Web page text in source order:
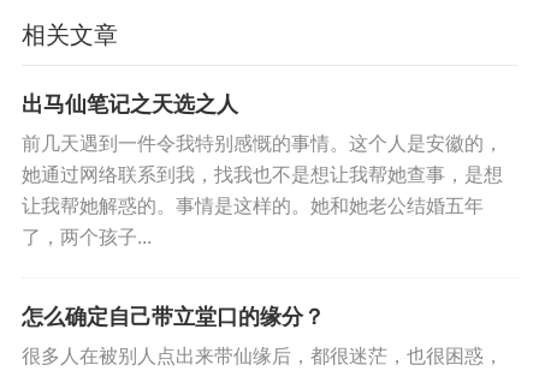
相关文章
出马仙笔记之天选之人
前几天遇到一件令我特别感慨的事情。这个人是安徽的，
她通过网络联系到我，找我也不是想让我帮她查事，是想
让我帮她解惑的。事情是这样的。她和她老公结婚五年
了，两个孩子...
怎么确定自己带立堂口的缘分？
很多人在被别人点出来带仙缘后，都很迷茫，也很困惑，